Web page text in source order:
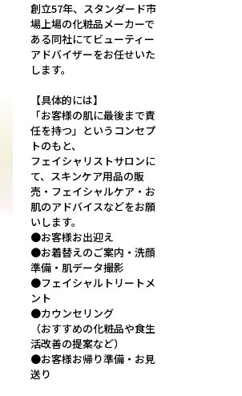
創立57年、スタンダード市
場上場の化粧品メーカーで
ある同社にてビューティー
アドバイザーをお任せいた
します。
【具体的には】
「お客様の肌に最後まで責
任を持つ」というコンセプ
トのもと、
フェイシャリストサロンに
て、スキンケア用品の販
売・フェイシャルケア・お
肌のアドバイスなどをお願
いします。
●お客様お出迎え
●お着替えのご案内・洗顔
準備・肌データ撮影
●フェイシャルトリートメ
ント
●カウンセリング
（おすすめの化粧品や食生
活改善の提案など）
●お客様お帰り準備・お見
送り